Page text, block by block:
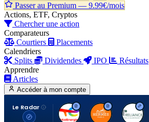
Passer au Premium — 9.99€/mois
Actions, ETF, Cryptos
Chercher une action
Comparateurs
Courtiers
Placements
Calendriers
Splits
Dividendes IPO
Résultats
Apprendre
Articles
Accéder à mon compte
Le Radar
T H R